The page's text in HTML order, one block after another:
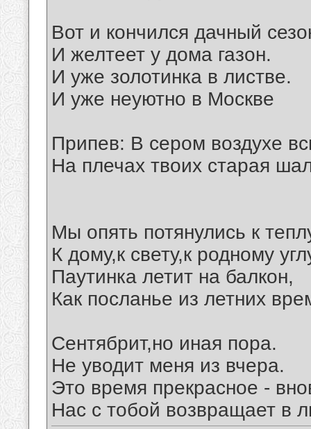
Вот и кончился дачный
И желтеет у дома газон.
И уже золотинка в листве.
И уже неуютно в Москве
Припев: В сером воздухе
На плечах твоих старая
Мы опять потянулись к
К дому,к свету,к родному
Паутинка летит на балкон,
Как посланье из летних
Сентябрит,но иная пора.
Не уводит меня из вчера.
Это время прекрасное -
Нас с тобой возвращает в